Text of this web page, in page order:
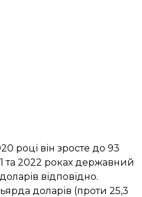
році він зросте до 93
та 2022 роках державний
відповідно.
доларів (проти 25,3